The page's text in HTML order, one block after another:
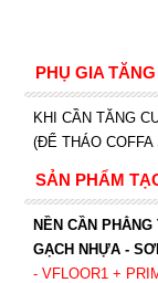
PHỤ GIA
KHI CẦN TĂNG
(ĐỂ THÁO
SẢN PHẨM
NỀN CẦN
GẠCH NHỰA -
- VFLOOR1+